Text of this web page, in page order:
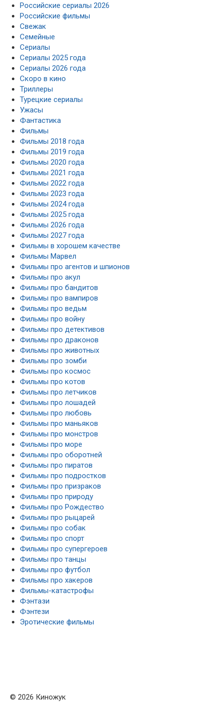
Российские сериалы 2026
Российские фильмы
Свежак
Семейные
Сериалы
Сериалы 2025 года
Сериалы 2026 года
Скоро в кино
Триллеры
Турецкие сериалы
Ужасы
Фантастика
Фильмы
Фильмы 2018 года
Фильмы 2019 года
Фильмы 2020 года
Фильмы 2021 года
Фильмы 2022 года
Фильмы 2023 года
Фильмы 2024 года
Фильмы 2025 года
Фильмы 2026 года
Фильмы 2027 года
Фильмы в хорошем качестве
Фильмы Марвел
Фильмы про агентов и шпионов
Фильмы про акул
Фильмы про бандитов
Фильмы про вампиров
Фильмы про ведьм
Фильмы про войну
Фильмы про детективов
Фильмы про драконов
Фильмы про животных
Фильмы про зомби
Фильмы про космос
Фильмы про котов
Фильмы про летчиков
Фильмы про лошадей
Фильмы про любовь
Фильмы про маньяков
Фильмы про монстров
Фильмы про море
Фильмы про оборотней
Фильмы про пиратов
Фильмы про подростков
Фильмы про призраков
Фильмы про природу
Фильмы про Рождество
Фильмы про рыцарей
Фильмы про собак
Фильмы про спорт
Фильмы про супергероев
Фильмы про танцы
Фильмы про футбол
Фильмы про хакеров
Фильмы-катастрофы
Фэнтази
Фэнтези
Эротические фильмы
© 2026 Киножук